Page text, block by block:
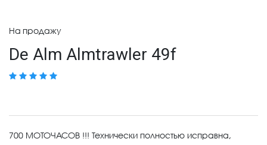
На продажу
De Alm Almtrawler 49f
700 МОТОЧАСОВ !!! Технически полностью исправна,